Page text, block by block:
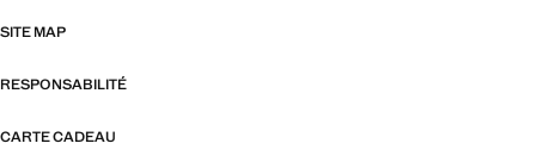
SITE MAP
RESPONSABILITÉ
CARTE CADEAU